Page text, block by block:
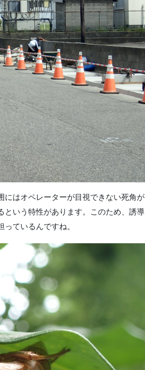
にはオペレーターが目視できない死角が
という特性があります。このため、誘導
ているんですね。